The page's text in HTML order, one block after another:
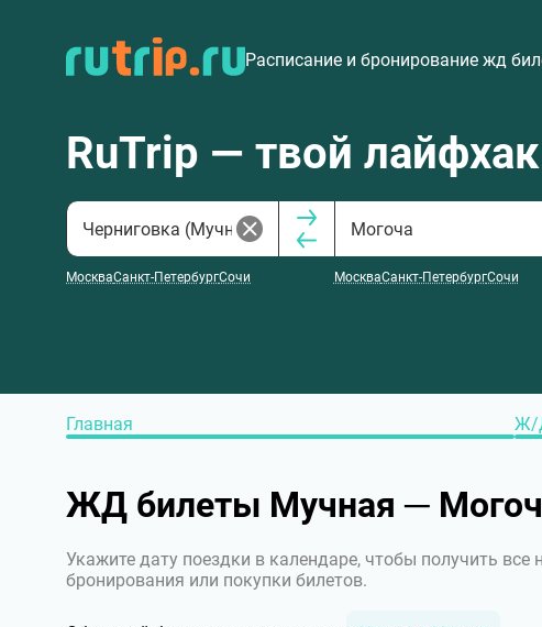
Расписание и бронирование жд
RuTrip — твой
МоскваСанкт-ПетербургСочи МоскваСанкт-ПетербургСочи
Главная Ж/
ЖД билеты Мучная ─
Укажите дату поездки в календаре, чтобы получить
бронирования или покупки билетов.